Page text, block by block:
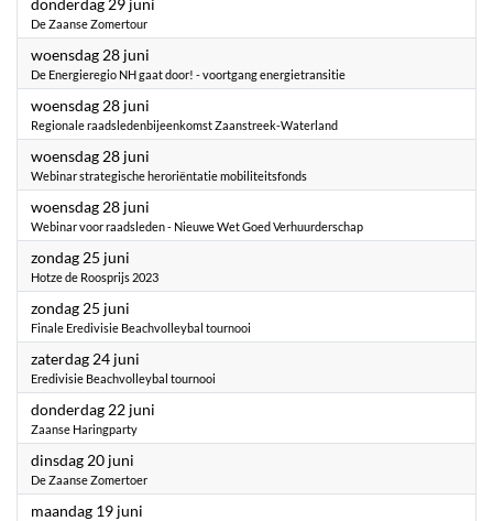
donderdag 29 juni
De Zaanse Zomertour
woensdag 28 juni
De Energieregio NH gaat door! - voortgang energietransitie
woensdag 28 juni
Regionale raadsledenbijeenkomst Zaanstreek-Waterland
woensdag 28 juni
Webinar strategische heroriëntatie mobiliteitsfonds
woensdag 28 juni
Webinar voor raadsleden - Nieuwe Wet Goed Verhuurderschap
zondag 25 juni
Hotze de Roosprijs 2023
zondag 25 juni
Finale Eredivisie Beachvolleybal tournooi
zaterdag 24 juni
Eredivisie Beachvolleybal tournooi
donderdag 22 juni
Zaanse Haringparty
dinsdag 20 juni
De Zaanse Zomertoer
maandag 19 juni